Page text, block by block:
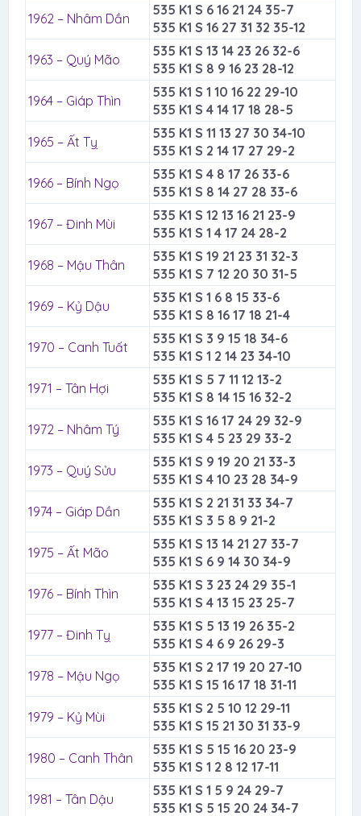
1962 – Nhâm Dần
535 K1 S 6 16 21 24 35-7
535 K1 S 16 27 31 32 35-12
1963 – Quý Mão
535 K1 S 13 14 23 26 32-6
535 K1 S 8 9 16 23 28-12
1964 – Giáp Thìn
535 K1 S 1 10 16 22 29-10
535 K1 S 4 14 17 18 28-5
1965 – Ất Tỵ
535 K1 S 11 13 27 30 34-10
535 K1 S 2 14 17 27 29-2
1966 – Bính Ngọ
535 K1 S 4 8 17 26 33-6
535 K1 S 8 14 27 28 33-6
1967 – Đinh Mùi
535 K1 S 12 13 16 21 23-9
535 K1 S 1 4 17 24 28-2
1968 – Mậu Thân
535 K1 S 19 21 23 31 32-3
535 K1 S 7 12 20 30 31-5
1969 – Kỷ Dậu
535 K1 S 1 6 8 15 33-6
535 K1 S 8 16 17 18 21-4
1970 – Canh Tuất
535 K1 S 3 9 15 18 34-6
535 K1 S 1 2 14 23 34-10
1971 – Tân Hợi
535 K1 S 5 7 11 12 13-2
535 K1 S 8 14 15 16 32-2
1972 – Nhâm Tý
535 K1 S 16 17 24 29 32-9
535 K1 S 4 5 23 29 33-2
1973 – Quý Sửu
535 K1 S 9 19 20 21 33-3
535 K1 S 4 10 23 28 34-9
1974 – Giáp Dần
535 K1 S 2 21 31 33 34-7
535 K1 S 3 5 8 9 21-2
1975 – Ất Mão
535 K1 S 13 14 21 27 33-7
535 K1 S 6 9 14 30 34-9
1976 – Bính Thìn
535 K1 S 3 23 24 29 35-1
535 K1 S 4 13 15 23 25-7
1977 – Đinh Tỵ
535 K1 S 5 13 19 26 35-2
535 K1 S 4 6 9 26 29-3
1978 – Mậu Ngọ
535 K1 S 2 17 19 20 27-10
535 K1 S 15 16 17 18 31-11
1979 – Kỷ Mùi
535 K1 S 2 5 10 12 29-11
535 K1 S 15 21 30 31 33-9
1980 – Canh Thân
535 K1 S 5 15 16 20 23-9
535 K1 S 1 2 8 12 17-11
1981 – Tân Dậu
535 K1 S 1 5 9 24 29-7
535 K1 S 5 15 20 24 34-7